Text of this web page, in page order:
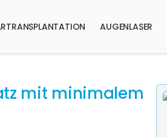
AUGENLASER
mit minimalem